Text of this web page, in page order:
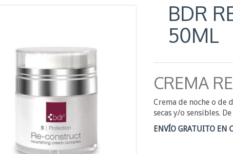
BDR
50ML
CREMA
Crema de noche o de
secas y/o sensibles.
ENVÍO GRATUITO EN